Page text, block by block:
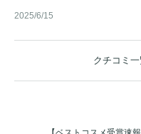
2025/6/15
クチコミ